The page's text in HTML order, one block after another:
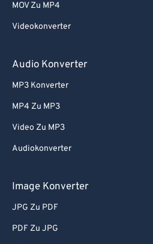
MOV Zu MP4
Videokonverter
Audio Konverter
MP3 Konverter
MP4 Zu MP3
Video Zu MP3
Audiokonverter
Image Konverter
JPG Zu PDF
PDF Zu JPG